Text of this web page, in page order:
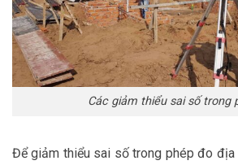
Các giảm thiểu sai số trong
Để giảm thiểu sai số trong phép đo địa